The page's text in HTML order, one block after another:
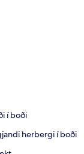
göngufjarlægð
í boði
herbergi í boði